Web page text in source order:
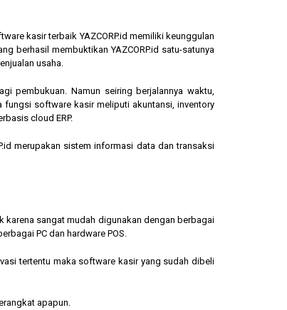
kasir terbaik YAZCORP.id memiliki keunggulan
berhasil membuktikan YAZCORP.id satu-satunya
usaha.
pembukuan. Namun seiring berjalannya waktu,
software kasir meliputi akuntansi, inventory
cloud ERP.
merupakan sistem informasi data dan transaksi
karena sangat mudah digunakan dengan berbagai
PC dan hardware POS.
tertentu maka software kasir yang sudah dibeli
apapun.